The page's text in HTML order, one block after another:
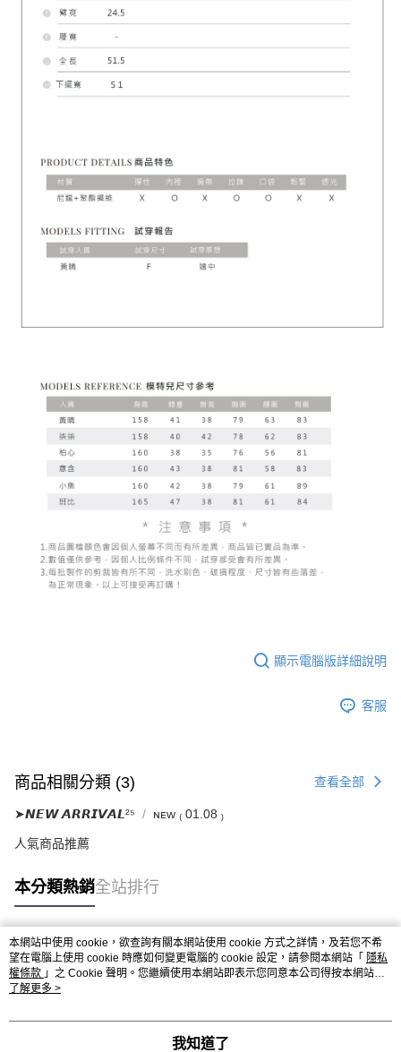
顯示電腦版詳細說明
客服
商品相關分類 (3) 查看全部
➤𝙉𝙀𝙒 𝘼𝙍𝙍𝙄𝙑𝘼𝙇²⁵ ɴᴇᴡ ₍ 01.08 ₎
人氣商品推薦
本分類熱銷全站排行
熱門標籤
本網站中使用 cookie，欲查詢有關本網站使用 cookie 方式之詳情，及若您不希
望在電腦上使用 cookie 時應如何變更電腦的 cookie 設定，請參閱本網站「 隱私
權條款 」之 Cookie 聲明。您繼續使用本網站即表示您同意本公司得按本網站使
用條款之 Cookie 聲明使用 cookie。
了解更多 >
我知道了